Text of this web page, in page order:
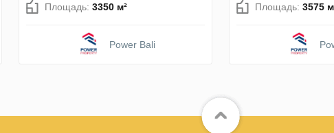
Площадь: 3350 м²
Power Bali
Площадь: 3575